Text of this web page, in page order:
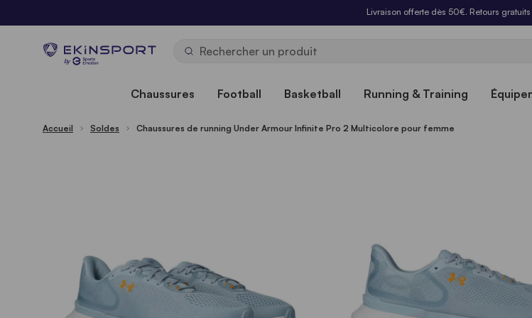
Livraison offerte dès 50€. Retours
by
Chaussures Football Basketball Running & Training
Accueil Soldes Chaussures de running Under Armour Infinite Pro 2 Multicolore pour femme